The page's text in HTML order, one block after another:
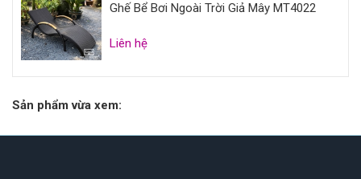
Ghế Bể Bơi Ngoài Trời Giả Mây MT4022
Liên hệ
Sản phẩm vừa xem: